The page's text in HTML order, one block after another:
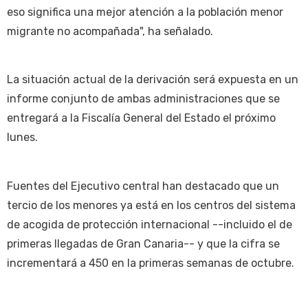
eso significa una mejor atención a la población menor
migrante no acompañada", ha señalado.
La situación actual de la derivación será expuesta en un
informe conjunto de ambas administraciones que se
entregará a la Fiscalía General del Estado el próximo
lunes.
Fuentes del Ejecutivo central han destacado que un
tercio de los menores ya está en los centros del sistema
de acogida de protección internacional --incluido el de
primeras llegadas de Gran Canaria-- y que la cifra se
incrementará a 450 en la primeras semanas de octubre.